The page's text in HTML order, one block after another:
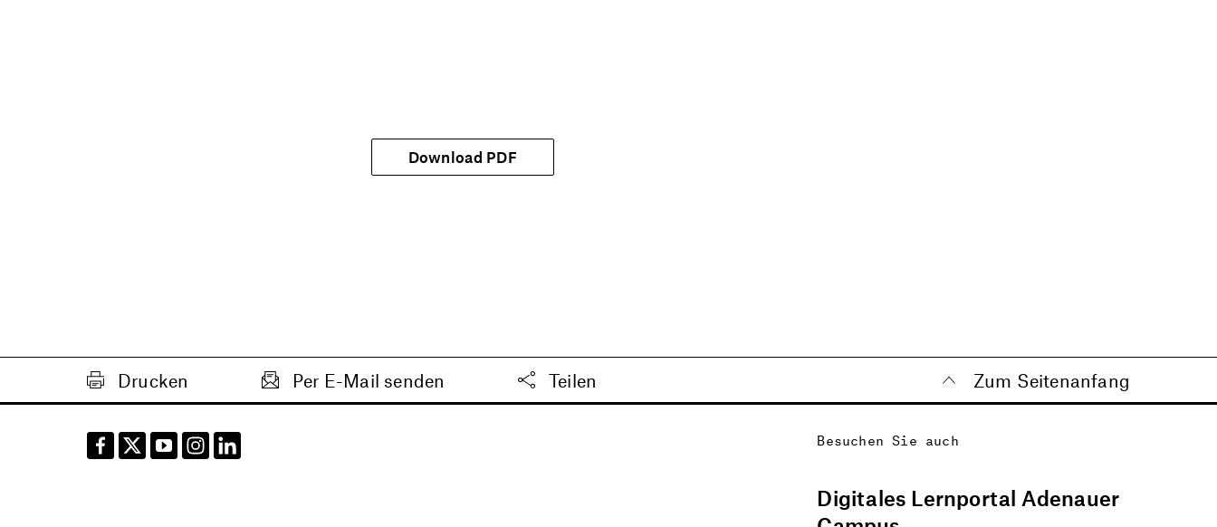
Download PDF
Drucken Per E-Mail senden Teilen Zum Seitenanfang
Besuchen Sie auch
Digitales Lernportal Adenauer